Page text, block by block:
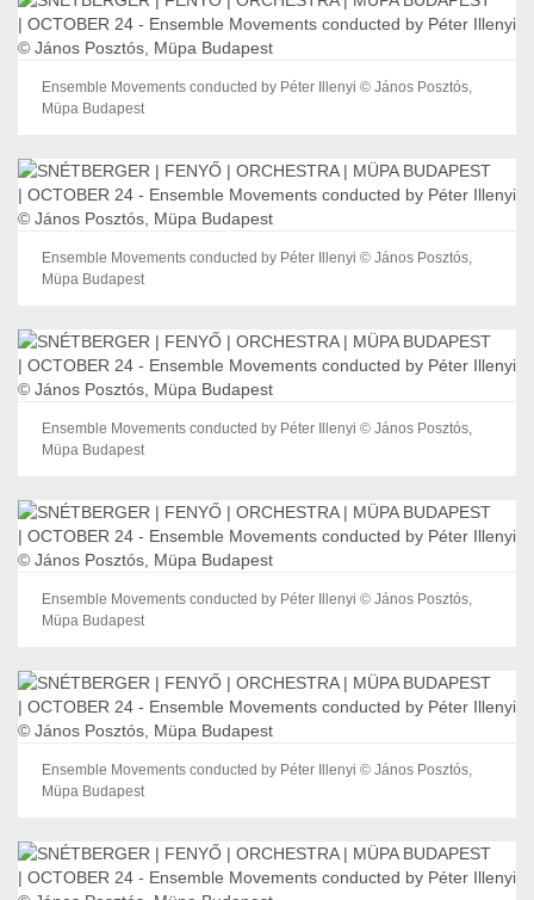
Ensemble Movements conducted by Péter Illenyi © János Posztós,
Müpa Budapest
Ensemble Movements conducted by Péter Illenyi © János Posztós,
Müpa Budapest
Ensemble Movements conducted by Péter Illenyi © János Posztós,
Müpa Budapest
Ensemble Movements conducted by Péter Illenyi © János Posztós,
Müpa Budapest
Ensemble Movements conducted by Péter Illenyi © János Posztós,
Müpa Budapest